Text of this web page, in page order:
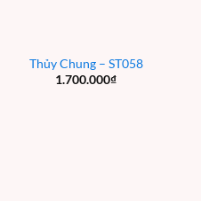
Thủy Chung – ST058
1.700.000₫